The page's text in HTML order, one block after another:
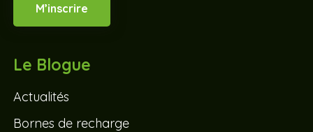
M’inscrire
Le Blogue
Actualités
Bornes de recharge